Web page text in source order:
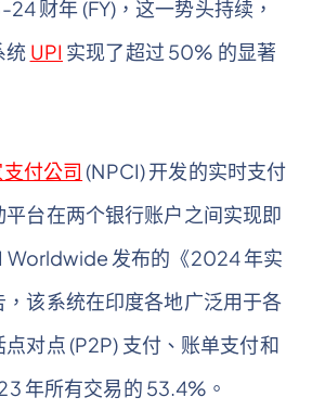
财年 (FY)，这一势头持续，
统 UPI 实现了超过 50% 的显著
付公司 (NPCI) 开发的实时支付
台在两个银行账户之间实现即
Worldwide 发布的《2024 年实
该系统在印度各地广泛用于各
对点 (P2P) 支付、账单支付和
年所有交易的 53.4%。